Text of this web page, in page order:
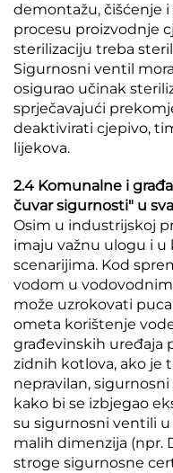
demontažu, čišćenje i
procesu proizvodnje
sterilizaciju treba
Sigurnosni ventil
osigurao učinak
sprječavajući
deaktivirati cjepivo,
lijekova.
2.4 Komunalne i
čuvar sigurnosti" u
Osim u industrijskoj
imaju važnu ulogu i
scenarijima. Kod
vodom u
može uzrokovati
ometa korištenje
građevinskih uređaja
zidnih kotlova, ako je
nepravilan,
kako bi se izbjegao
su sigurnosni ventili
malih dimenzija (npr.
stroge sigurnosne